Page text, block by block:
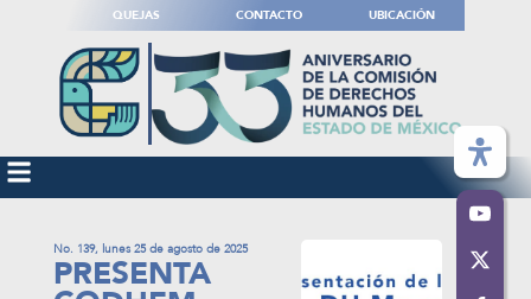
QUEJAS CONTACTO UBICACIÓN
No. 139, lunes 25 de agosto de 2025
PRESENTA